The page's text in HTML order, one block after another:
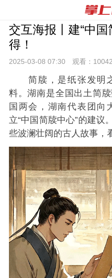
交互海报丨建“中
得！
2025-03-08 07:30 观看：
简牍，是纸张发明
料。湖南是全国出土简
国两会，湖南代表团向
立“中国简牍中心”的建议
些波澜壮阔的古人故事，